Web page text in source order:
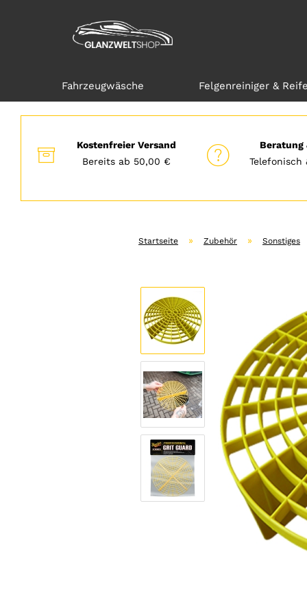
zum
Fahrzeugwäsche Felgenreiniger &
Kostenfreier Versand
Bereits ab 50,00 €
Beratung
Telefonisch
Startseite » Zubehör » Sonstiges